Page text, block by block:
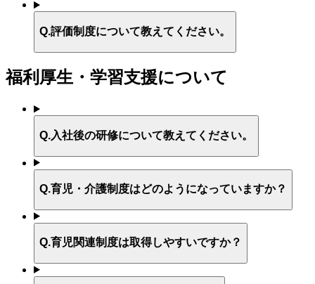
Q.評価制度について教えてください。
福利厚生・学習支援について
Q.入社後の研修について教えてください。
Q.育児・介護制度はどのようになっていますか？
Q.育児関連制度は取得しやすいですか？